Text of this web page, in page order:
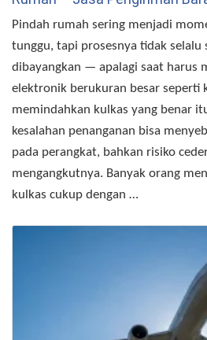
Pindah rumah sering menjadi
tunggu, tapi prosesnya tidak selalu
dibayangkan — apalagi saat harus
elektronik berukuran besar seperti
memindahkan kulkas yang benar
kesalahan penanganan bisa
pada perangkat, bahkan risiko
mengangkutnya. Banyak orang
kulkas cukup dengan …